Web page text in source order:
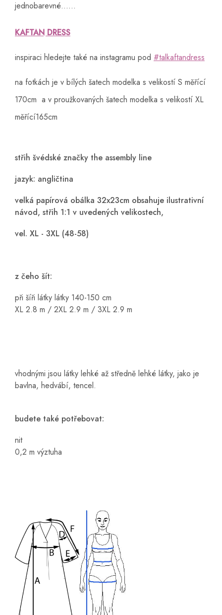
jednobarevné......
KAFTAN DRESS
inspiraci hledejte také na instagramu pod #talkaftandress
na fotkách je v bílých šatech modelka s velikostí S měřící
170cm a v proužkovaných šatech modelka s velikostí XL
měřící165cm
střih švédské značky the assembly line
jazyk: angličtina
velká papírová obálka 32x23cm obsahuje ilustrativní
návod, střih 1:1 v uvedených velikostech,
vel. XL - 3XL (48-58)
z čeho šít:
při šíři látky látky 140-150 cm
XL 2.8 m / 2XL 2.9 m / 3XL 2.9 m
vhodnými jsou látky lehké až středně lehké látky, jako je
bavlna, hedvábí, tencel.
budete také potřebovat:
nit
0,2 m výztuha